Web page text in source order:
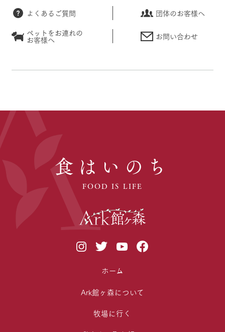
よくあるご質問
団体のお客様へ
ペットをお連れの
お客様へ お問い合わせ
食はいのち
FOOD IS LIFE
ホーム
Ark館ヶ森について
牧場に行く